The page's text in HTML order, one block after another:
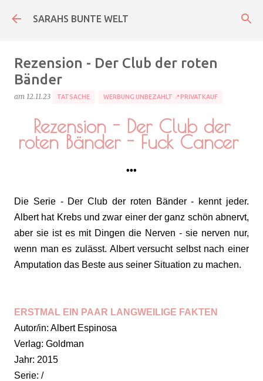
Direkt zum Hauptbereich
SARAHS BUNTE WELT
Rezension - Der Club der roten
Bänder
am 12.11.23 TATSACHE WERBUNG UNBEZAHLT 📍PRIVATKAUF
Rezension - Der Club der
roten Bänder - Fuck Cancer
•••
Die Serie - Der Club der roten Bänder - kennt jeder.
Albert hat Krebs und zwar einer der ganz schön abnervt,
aber sie ist es mit Dingen die Nerven - sie nerven nur,
wenn man es zulässt. Albert versucht selbst nach einer
Amputation das Beste aus seiner Situation zu machen.
ERSTMAL EIN PAAR LANGWEILIGE FAKTEN
Autor/in: Albert Espinosa
Verlag: Goldman
Jahr: 2015
Serie: /